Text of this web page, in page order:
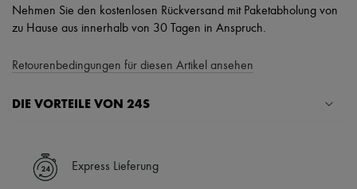
Nehmen Sie den kostenlosen Rückversand mit Paketabholung von
zu Hause aus innerhalb von 30 Tagen in Anspruch.
Retourenbedingungen für diesen Artikel ansehen
DIE VORTEILE VON 24S
✓ Expresslieferung in über 100 Ländern
✓ Kostenlose Retouren
Express Lieferung